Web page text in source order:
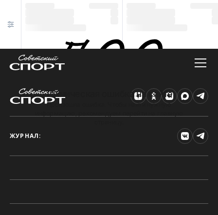
Техническая ошибка на сайте
Произошла ошибка. Чтобы найти нужную
ЖУРНАЛ: